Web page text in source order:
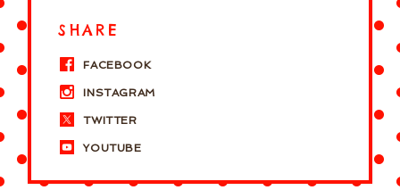
SHARE
FACEBOOK
INSTAGRAM
TWITTER
YOUTUBE